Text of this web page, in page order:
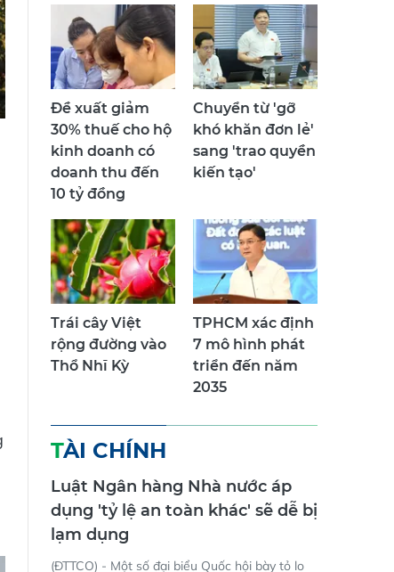
Đề xuất giảm
30% thuế cho hộ
kinh doanh có
doanh thu đến
10 tỷ đồng
Chuyển từ 'gỡ
khó khăn đơn lẻ'
sang 'trao quyền
kiến tạo'
Trái cây Việt
rộng đường vào
Thổ Nhĩ Kỳ
TPHCM xác định
7 mô hình phát
triển đến năm
2035
TÀI CHÍNH
Luật Ngân hàng Nhà nước áp
dụng 'tỷ lệ an toàn khác' sẽ dễ bị
lạm dụng
(ĐTTCO) - Một số đại biểu Quốc hội bày tỏ lo